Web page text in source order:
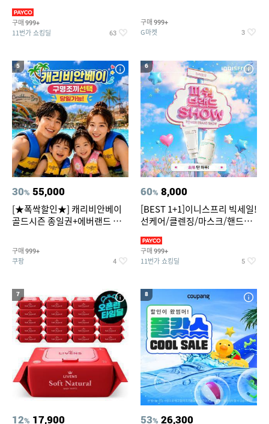
구매 999+
11번가 쇼킹딜 63
구매 999+
G마켓 3
5
30% 55,000
[★폭싹할인★] 캐리비안베이
골드시즌 종일권+에버랜드 오
구매 999+
쿠팡 4
6
60% 8,000
[BEST 1+1]이니스프리 빅세일!
선케어/클렌징/마스크/핸드크
구매 999+
11번가 쇼킹딜 5
7
12% 17,900
8
53% 26,300